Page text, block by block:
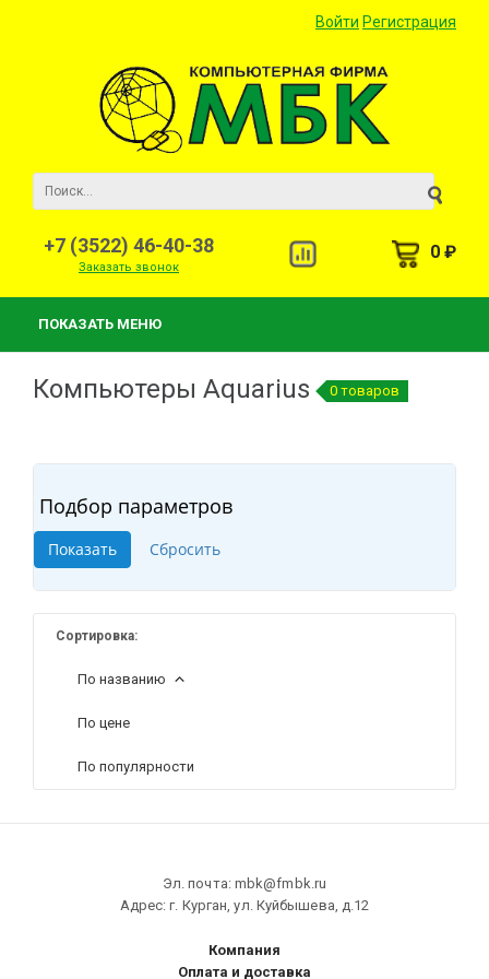
Войти Регистрация
+7 (3522) 46-40-38
Заказать звонок
0 ₽
ПОКАЗАТЬ МЕНЮ
Компьютеры Aquarius 0 товаров
Подбор параметров
Сортировка:
По названию
По цене
По популярности
Эл. почта: mbk@fmbk.ru
Адрес: г. Курган, ул. Куйбышева, д.12
Компания
Оплата и доставка